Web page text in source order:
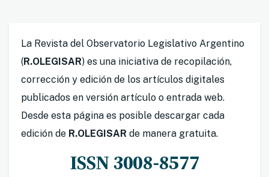
La Revista del Observatorio Legislativo Argentino
(R.OLEGISAR) es una iniciativa de recopilación,
corrección y edición de los artículos digitales
publicados en versión artículo o entrada web.
Desde esta página es posible descargar cada
edición de R.OLEGISAR de manera gratuita.
ISSN 3008-8577